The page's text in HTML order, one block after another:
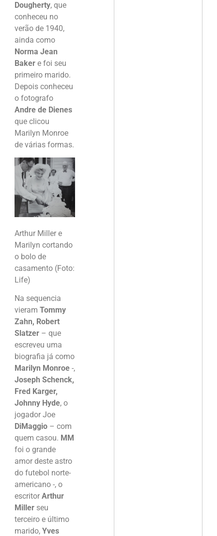
Dougherty, que
conheceu no
verão de 1940,
ainda como
Norma Jean
Baker e foi seu
primeiro marido.
Depois conheceu
o fotografo
Andre de Dienes
que clicou
Marilyn Monroe
de várias formas.
Arthur Miller e
Marilyn cortando
o bolo de
casamento (Foto:
Life)
Na sequencia
vieram Tommy
Zahn, Robert
Slatzer – que
escreveu uma
biografia já como
Marilyn Monroe -,
Joseph Schenck,
Fred Karger,
Johnny Hyde, o
jogador Joe
DiMaggio – com
quem casou. MM
foi o grande
amor deste astro
do futebol norte-
americano -, o
escritor Arthur
Miller seu
terceiro e último
marido, Yves